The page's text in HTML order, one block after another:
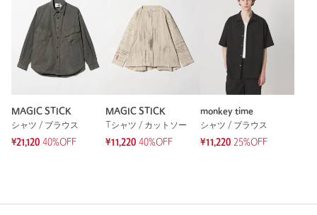
MAGIC STICK
シャツ / ブラウス
¥21,120 40%OFF
MAGIC STICK
Tシャツ / カットソー
¥11,220 40%OFF
monkey time
シャツ / ブラウス
¥11,220 25%OFF